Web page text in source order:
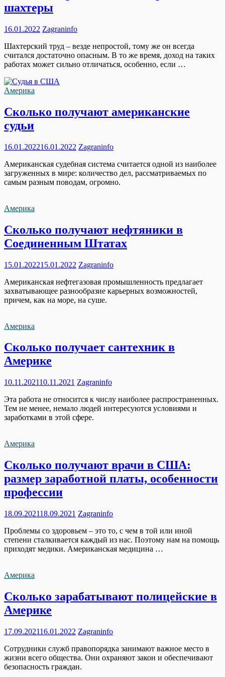
шахтеры
16.01.2022 Zagraninfo
Шахтерский труд – везде непростой, тому же он всегда
считался достаточно опасным. В то же время, доход на таких
работах может сильно отличаться, особенно, если …
Америка
Сколько получают американские
судьи
16.01.202216.01.2022 Zagraninfo
Американская судебная система считается одной из наиболее
загруженных в мире: количество дел, рассматриваемых по
самым разным поводам, огромно.
Америка
Сколько получают нефтяники в
Соединенным Штатах
15.01.202215.01.2022 Zagraninfo
Американская нефтегазовая промышленность предлагает
захватывающее разнообразие карьерных возможностей,
причем, как на море, на суше.
Америка
Сколько получает сантехник в
Америке
10.11.202110.11.2021 Zagraninfo
Эта работа не относится к числу наиболее распространенных.
Тем не менее, немало людей интересуются условиями и
заработками в этой сфере.
Америка
Сколько получают врачи в США:
размер заработной платы, особенности
профессии
18.09.202118.09.2021 Zagraninfo
Проблемы со здоровьем – это то, с чем в той или иной
степени сталкивается каждый из нас. Поэтому нам на помощь
приходят медики. Американская медицина …
Америка
Сколько зарабатывают полицейские в
Америке
17.09.202116.01.2022 Zagraninfo
Сотрудники служб правопорядка занимают важное место в
жизни всего общества. Они охраняют закон и обеспечивают
безопасность граждан.